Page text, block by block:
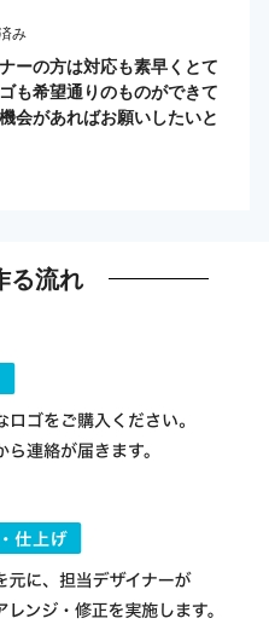
み
ーの方は対応も素早くとて
も希望通りのものができて
会があればお願いしたいと
る流れ